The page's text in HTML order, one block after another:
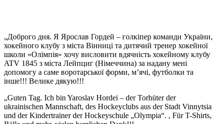
„Доброго дня. Я Ярослав Гордей – голкіпер команди України,
хокейного клубу з міста Вінниці та дитячий тренер хокейної
школи «Олімпія» хочу висловити вдячність хокейному клубу
ATV 1845 з міста Лейпциг (Німеччина) за надану мені
допомогу а саме воротарської форми, м’ячі, футболки та
інше!!! Велике дякую!!!
„Guten Tag. Ich bin Yaroslav Hordei – der Torhüter der
ukrainischen Mannschaft, des Hockeyclubs aus der Stadt Vinnytsia
und der Kindertrainer der Hockeyschule „Olympia“. , Für T-Shirts,